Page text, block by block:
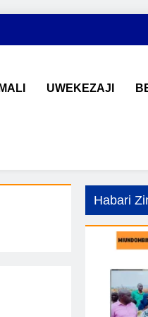
uwekezaji, ajira,
UWEKEZAJI
Habari